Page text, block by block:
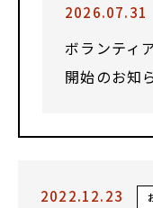
2026.07.31
ボランティ
開始のお知
2022.12.23